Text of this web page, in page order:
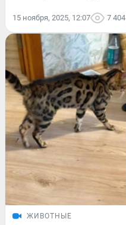
15 ноября, 2025, 12:07 7 404
ЖИВОТНЫЕ